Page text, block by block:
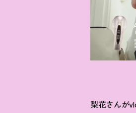
梨花さんが